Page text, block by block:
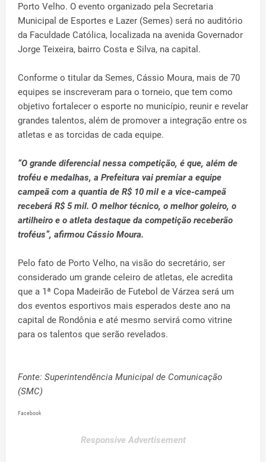
Porto Velho. O evento organizado pela Secretaria
Municipal de Esportes e Lazer (Semes) será no auditório
da Faculdade Católica, localizada na avenida Governador
Jorge Teixeira, bairro Costa e Silva, na capital.
Conforme o titular da Semes, Cássio Moura, mais de 70
equipes se inscreveram para o torneio, que tem como
objetivo fortalecer o esporte no município, reunir e revelar
grandes talentos, além de promover a integração entre os
atletas e as torcidas de cada equipe.
“O grande diferencial nessa competição, é que, além de
troféu e medalhas, a Prefeitura vai premiar a equipe
campeã com a quantia de R$ 10 mil e a vice-campeã
receberá R$ 5 mil. O melhor técnico, o melhor goleiro, o
artilheiro e o atleta destaque da competição receberão
troféus”, afirmou Cássio Moura.
Pelo fato de Porto Velho, na visão do secretário, ser
considerado um grande celeiro de atletas, ele acredita
que a 1ª Copa Madeirão de Futebol de Várzea será um
dos eventos esportivos mais esperados deste ano na
capital de Rondônia e até mesmo servirá como vitrine
para os talentos que serão revelados.
Fonte: Superintendência Municipal de Comunicação
(SMC)
Facebook
Responsive Advertisement